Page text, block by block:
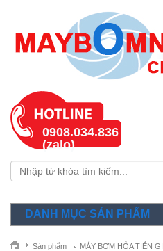
0908.034.836
(zalo)
DANH MỤC SẢN PHẨM
Sản phẩm MÁY BƠM HỎA TIỄN